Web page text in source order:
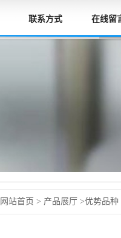
联系方式 在线留
网站首页 > 产品展厅 >优势品种